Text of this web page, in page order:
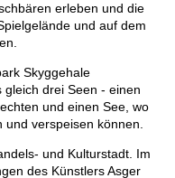
erleben und die
und auf dem
Skyggehale
gleich drei Seen - einen
und einen See, wo
und verspeisen können.
und Kulturstadt. Im
des Künstlers Asger